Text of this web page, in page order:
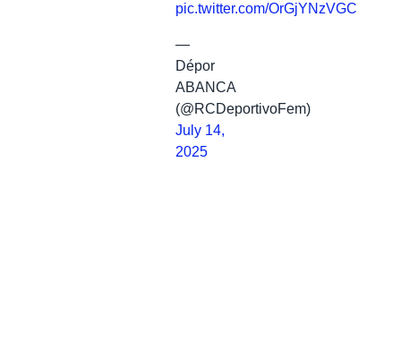
pic.twitter.com/OrGjYNzVGC
—
Dépor
ABANCA
(@RCDeportivoFem)
July 14,
2025